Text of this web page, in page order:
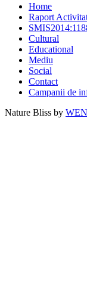
Home
Raport
Cultural
Educational
Mediu
Social
Contact
Campanii de
Nature Bliss by